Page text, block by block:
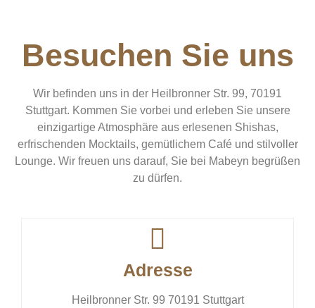
Besuchen Sie uns
Wir befinden uns in der Heilbronner Str. 99, 70191
Stuttgart. Kommen Sie vorbei und erleben Sie unsere
einzigartige Atmosphäre aus erlesenen Shishas,
erfrischenden Mocktails, gemütlichem Café und stilvoller
Lounge. Wir freuen uns darauf, Sie bei Mabeyn begrüßen
zu dürfen.
Adresse
Heilbronner Str. 99 70191 Stuttgart